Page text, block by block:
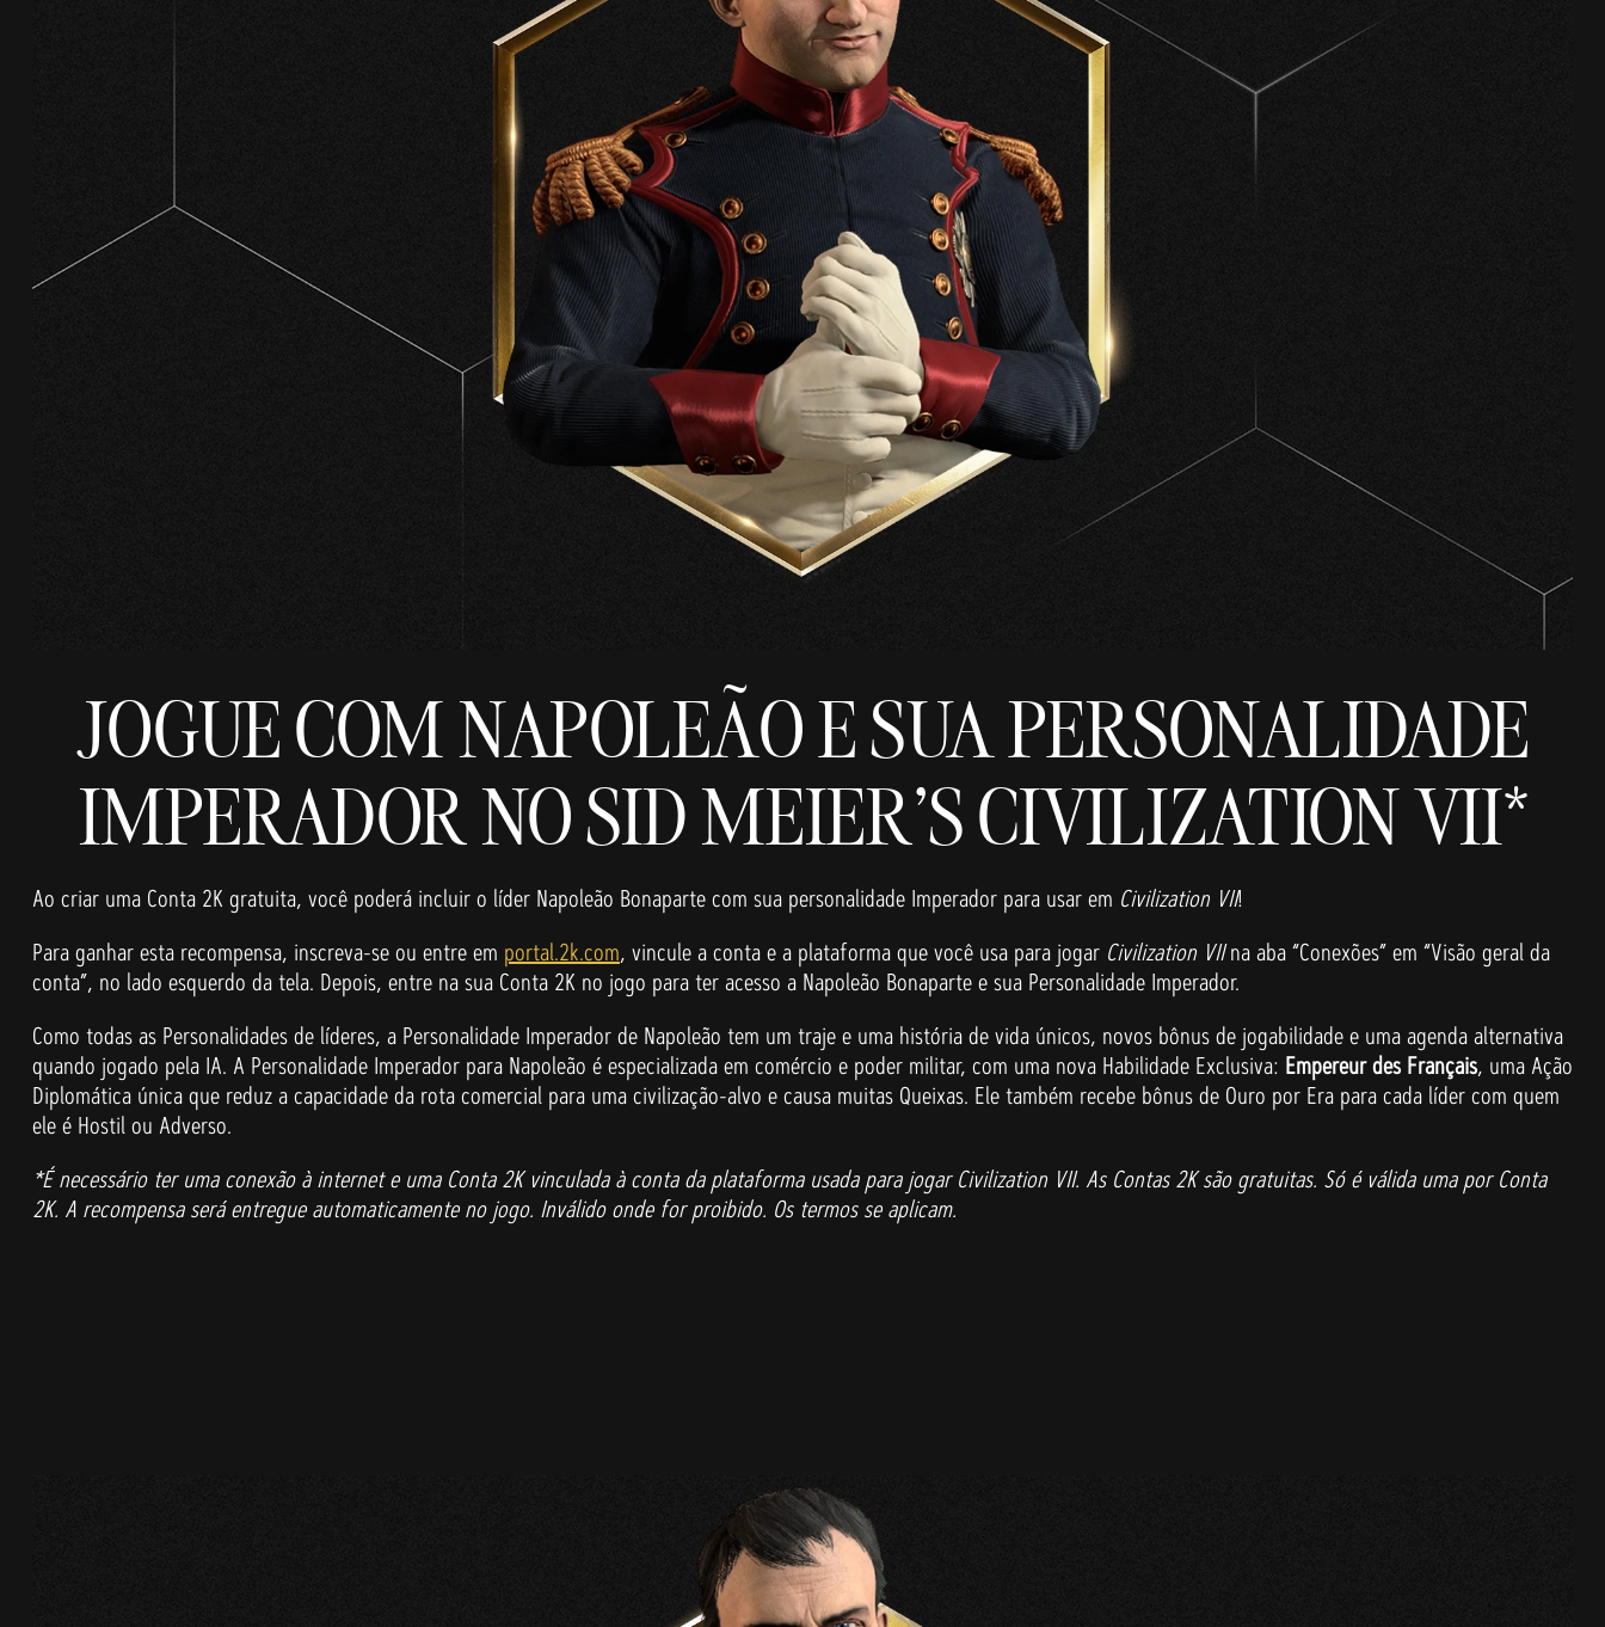
JOGUE COM NAPOLEÃO E SUA PERSONALIDADE
IMPERADOR NO SID MEIER'S CIVILIZATION VII*
Ao criar uma Conta 2K gratuita, você poderá incluir o líder Napoleão Bonaparte com sua personalidade Imperador para usar em Civilization VII!
Para ganhar esta recompensa, inscreva-se ou entre em portal.2k.com, vincule a conta e a plataforma que você usa para jogar Civilization VIIna aba “Conexões” em “Visão geral da
conta”, no lado esquerdo da tela. Depois, entre na sua Conta 2K no jogo para ter acesso a Napoleão Bonaparte e sua Personalidade Imperador.
Como todas as Personalidades de líderes, a Personalidade Imperador de Napoleão tem um traje e uma história de vida únicos, novos bônus de jogabilidade e uma agenda alternativa
quando jogado pela IA. A Personalidade Imperador para Napoleão é especializada em comércio e poder militar, com uma nova Habilidade Exclusiva: Empereur des Français, uma Ação
Diplomática única que reduz a capacidade da rota comercial para uma civilização-alvo e causa muitas Queixas. Ele também recebe bônus de Ouro por Era para cada líder com quem
ele é Hostil ou Adverso.
*É necessário ter uma conexão à internet e uma Conta 2K vinculada à conta da plataforma usada para jogar Civilization VII. As Contas 2K são gratuitas. Só é válida uma por Conta
2K. A recompensa será entregue automaticamente no jogo. Inválido onde for proibido. Os termos se aplicam.